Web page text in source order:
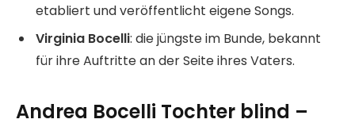
etabliert und veröffentlicht eigene Songs.
Virginia Bocelli: die jüngste im Bunde, bekannt
für ihre Auftritte an der Seite ihres Vaters.
Andrea Bocelli Tochter blind –